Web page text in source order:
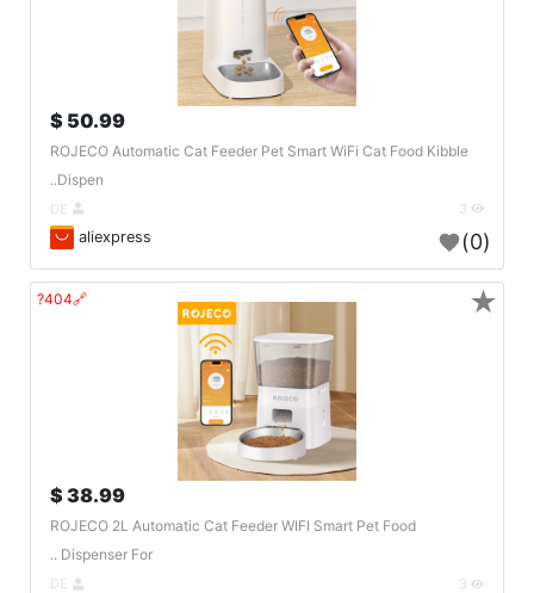
50.99 $
ROJECO Automatic Cat Feeder Pet Smart WiFi Cat Food Kibble
Dispen..
aliexpress (0)
🔗404?
38.99 $
ROJECO 2L Automatic Cat Feeder WIFI Smart Pet Food
Dispenser For ..
★